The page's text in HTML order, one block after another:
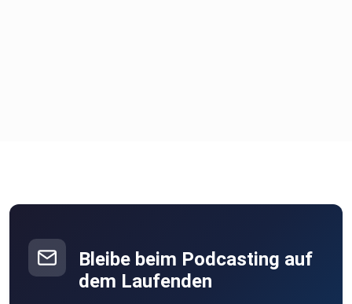
Bleibe beim Podcasting auf
dem Laufenden